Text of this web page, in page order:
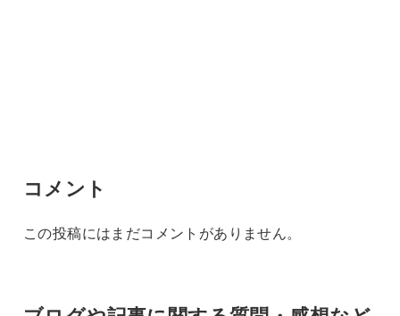
コメント
この投稿にはまだコメントがありません。